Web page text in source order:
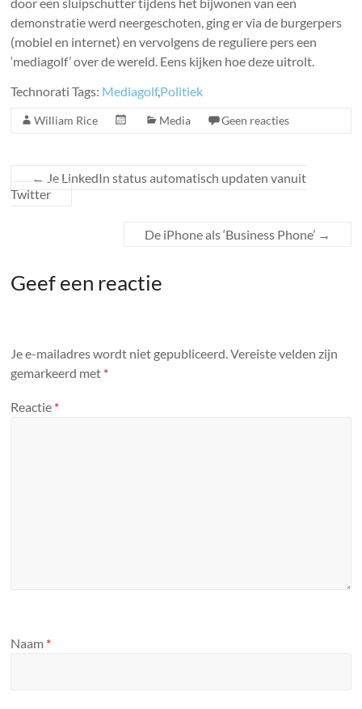
demonstratie werd neergeschoten, ging er via de burgerpers
(mobiel en internet) en vervolgens de reguliere pers een
‘mediagolf’ over de wereld. Eens kijken hoe deze uitrolt.
Technorati Tags: Mediagolf,Politiek
William Rice Media Geen reacties
← Je LinkedIn status automatisch updaten vanuit
Twitter
De iPhone als ‘Business Phone’ →
Geef een reactie
Je e-mailadres wordt niet gepubliceerd.Vereiste velden zijn
gemarkeerd met *
Reactie *
Naam *